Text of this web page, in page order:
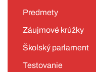
Predmety
Záujmové krúžky
Školský parlament
Testovanie